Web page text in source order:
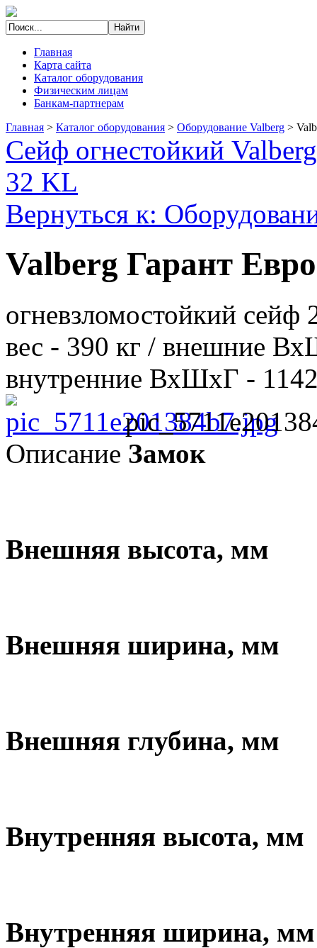
Главная
Карта сайта
Каталог оборудования
Физическим лицам
Банкам-партнерам
Главная > Каталог оборудования > Оборудование Valberg >
Сейф огнестойкий
32 KL
Вернуться к:
Valberg Гарант
огневзломостойкий сейф
вес - 390 кг / внешние
внутренние ВхШхГ -
Описание Замок
Внешняя высота, мм
Внешняя ширина, мм
Внешняя глубина, мм
Внутренняя высота, мм
Внутренняя ширина, мм